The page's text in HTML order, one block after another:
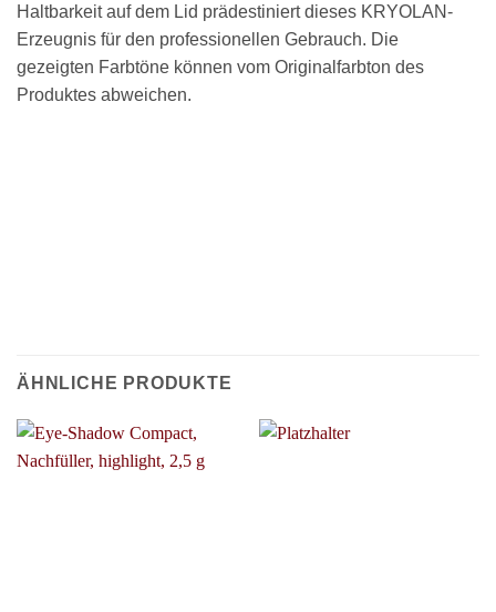
Haltbarkeit auf dem Lid prädestiniert dieses KRYOLAN-
Erzeugnis für den professionellen Gebrauch. Die
gezeigten Farbtöne können vom Originalfarbton des
Produktes abweichen.
ÄHNLICHE PRODUKTE